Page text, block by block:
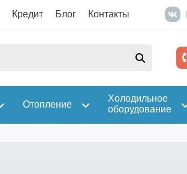
Кредит Блог Контакты
Отопление
Холодильное
оборудование